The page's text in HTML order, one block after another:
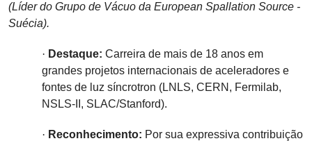
(Líder do Grupo de Vácuo da European Spallation Source -
Suécia).
· Destaque: Carreira de mais de 18 anos em
grandes projetos internacionais de aceleradores e
fontes de luz síncrotron (LNLS, CERN, Fermilab,
NSLS-II, SLAC/Stanford).
· Reconhecimento: Por sua expressiva contribuição